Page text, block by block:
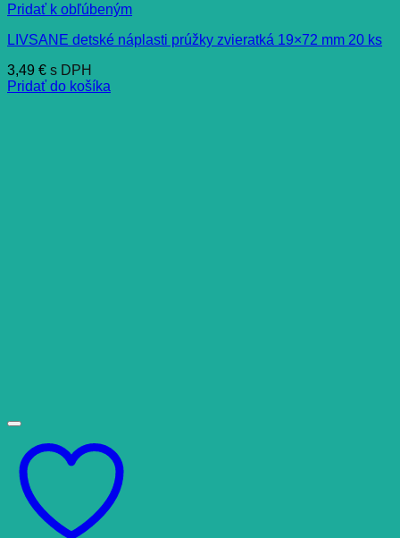
Pridať k obľúbeným
LIVSANE detské náplasti prúžky zvieratká 19×72 mm 20 ks
3,49 € s DPH
Pridať do košíka